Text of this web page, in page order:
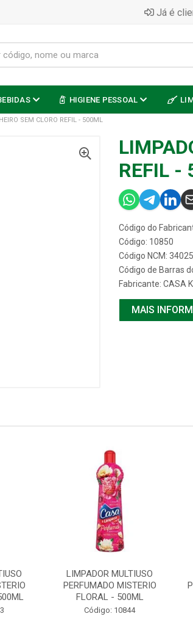
Já é
HIGIENE PESSOAL
SEM CLORO REFIL - 500ML
REFIL -
Código do
Código: 10850
Código NCM:
Código de Barras
Fabricante: CASA
MAIS
LIMPADOR MULTIUSO
PERFUMADO MISTERIO
FLORAL - 500ML
Código: 10844